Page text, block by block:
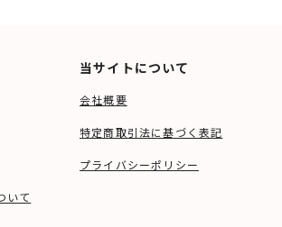
いて
当サイトについて
会社概要
特定商取引法に基づく表記
プライバシーポリシー